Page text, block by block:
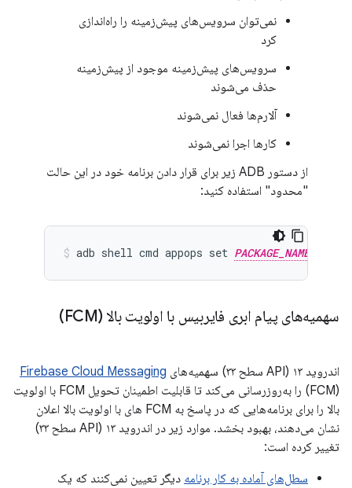
نمی‌توان سرویس‌های پیش‌زمینه را راه‌اندازی
کرد
سرویس‌های پیش‌زمینه موجود از پیش‌زمینه
حذف می‌شوند
آلارم‌ها فعال نمی‌شوند
کارها اجرا نمی‌شوند
از دستور ADB زیر برای قرار دادن برنامه خود در این حالت
"محدود" استفاده کنید:
adb shell cmd appops set PACKAGE_NAME
سهمیه‌های پیام ابری فایربیس با اولویت بالا (FCM)
اندروید ۱۳ (API سطح ۳۳) سهمیه‌های
Firebase Cloud Messaging
(FCM) را به‌روزرسانی می‌کند تا قابلیت اطمینان تحویل FCM با اولویت
بالا را برای برنامه‌هایی که در پاسخ به FCM های با اولویت بالا اعلان
نشان می‌دهند، بهبود بخشد. موارد زیر در اندروید ۱۳ (API سطح ۳۳)
تغییر کرده است:
سطل‌های آماده به کار برنامه دیگر تعیین نمی‌کنند که یک